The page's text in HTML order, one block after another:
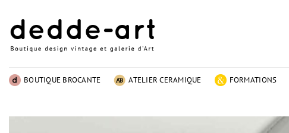
contenu
BOUTIQUE BROCANTE ATELIER CERAMIQUE FORMATIONS